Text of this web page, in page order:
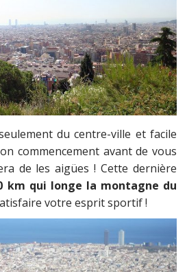
du centre-ville et facile
commencement avant de vous
de les aigües ! Cette dernière
km qui longe la montagne du
votre esprit sportif !